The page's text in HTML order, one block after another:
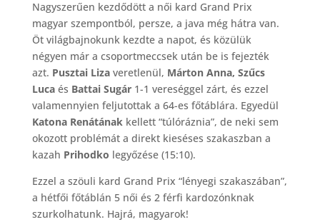
Nagyszerűen kezdődött a női kard Grand Prix
magyar szempontból, persze, a java még hátra van.
Öt világbajnokunk kezdte a napot, és közülük
négyen már a csoportmeccsek után be is fejezték
azt. Pusztai Lizaveretlenül, Márton Anna, Szűcs
Lucaés Battai Sugár1-1 vereséggel zárt, és ezzel
valamennyien feljutottak a 64-es főtáblára. Egyedül
Katona Renátánakkellett “túlóráznia”, de neki sem
okozott problémát a direkt kieséses szakaszban a
kazah Prihodko legyőzése (15:10).
Ezzel a szöuli kard Grand Prix “lényegi szakaszában”,
a hétfői főtáblán 5 női és 2 férfi kardozónknak
szurkolhatunk. Hajrá, magyarok!